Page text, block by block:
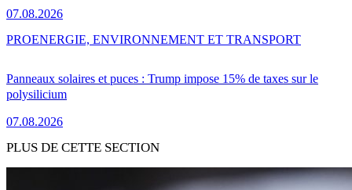
07.08.2026
Panneaux solaires et puces : Trump impose 15% de taxes sur le
polysilicium
07.08.2026
PROENERGIE, ENVIRONNEMENT ET TRANSPORT
PLUS DE CETTE SECTION